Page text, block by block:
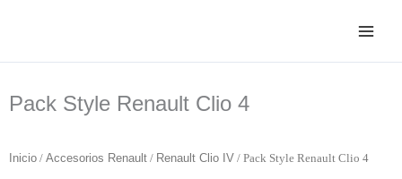
Pack Style Renault Clio 4
Inicio / Accesorios Renault / Renault Clio IV / Pack Style Renault Clio 4